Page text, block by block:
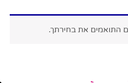
התואמים את בחירתך.